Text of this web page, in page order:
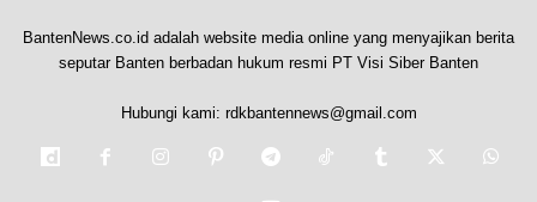
BantenNews.co.id adalah website media online yang menyajikan berita
seputar Banten berbadan hukum resmi PT Visi Siber Banten
Hubungi kami: rdkbantennews@gmail.com